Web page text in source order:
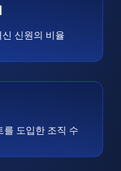
신원의 비율
를 도입한 조직 수